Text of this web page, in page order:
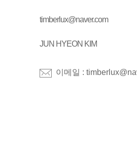
timberlux@naver.com
JUN HYEON KIM
이메일 :